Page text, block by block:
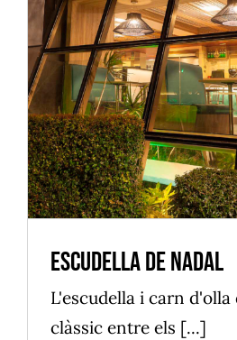
Escudella
Vilassar de
Escudella de Nadal
L'escudella i carn d'olla
clàssic entre els [...]